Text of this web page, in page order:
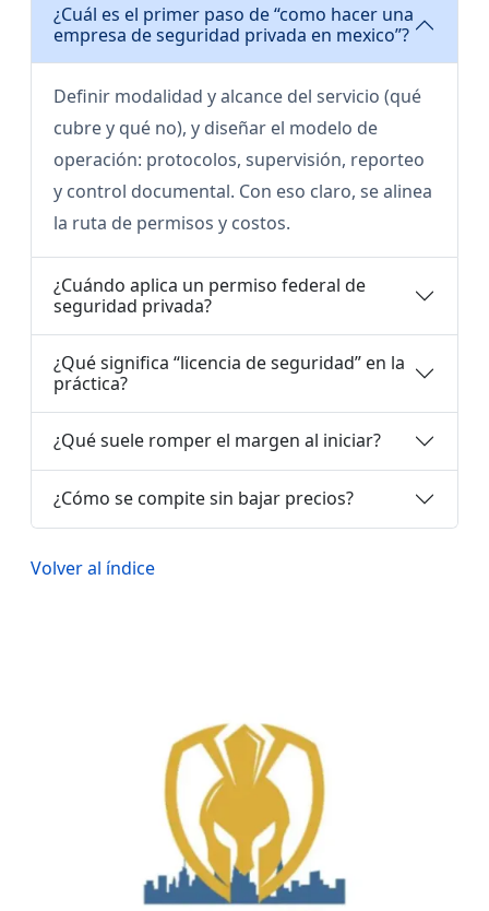
¿Cuál es el primer paso de “como hacer una
empresa de seguridad privada en mexico”?
Definir modalidad y alcance del servicio (qué
cubre y qué no), y diseñar el modelo de
operación: protocolos, supervisión, reporteo
y control documental. Con eso claro, se alinea
la ruta de permisos y costos.
¿Cuándo aplica un permiso federal de
seguridad privada?
¿Qué significa “licencia de seguridad” en la
práctica?
¿Qué suele romper el margen al iniciar?
¿Cómo se compite sin bajar precios?
Volver al índice